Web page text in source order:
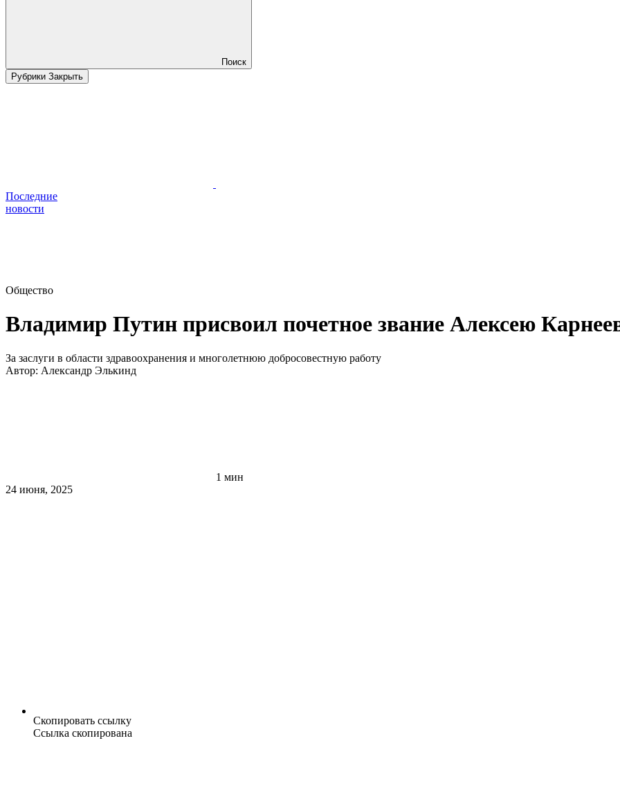
Поиск
Рубрики Закрыть
Последние
новости
Общество
Владимир Путин присвоил почетное звание Алексею
За заслуги в области здравоохранения и многолетнюю добросовестную работу
Автор: Александр Элькинд
1 мин
24 июня, 2025
Скопировать ссылку
Ссылка скопирована